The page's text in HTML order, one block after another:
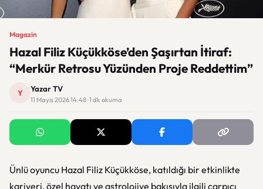
Magazin
Hazal Filiz Küçükköse’den Şaşırtan İtiraf:
“Merkür Retrosu Yüzünden Proje Reddettim”
Y Yazar TV
11 Mayıs 2026 14:48 · 1 dk okuma
Ünlü oyuncu Hazal Filiz Küçükköse, katıldığı bir etkinlikte
kariyeri, özel hayatı ve astrolojiye bakışıyla ilgili çarpıcı